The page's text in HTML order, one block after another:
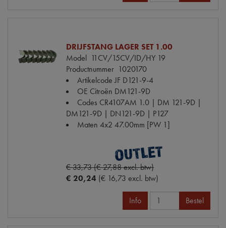
DRIJFSTANG LAGER SET 1.00
Model 11CV/15CV/ID/HY 19
Productnummer 1020170
Artikelcode JF D121-9-4
OE Citroën DM121-9D
Codes CR4107AM 1.0 | DM 121-9D |
DM121-9D | DN121-9D | P127
Maten 4x2 47.00mm [PW 1]
€ 33,73 (€ 27,88 excl. btw)
€ 20,24 (€ 16,73 excl. btw)
Info Bestel